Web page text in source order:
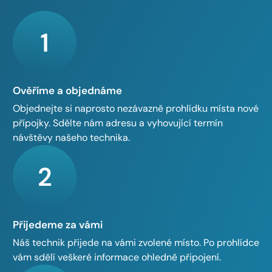
1
Ověříme a objednáme
Objednejte si naprosto nezávazně prohlídku místa nové
přípojky. Sdělte nám adresu a vyhovující termín
návštěvy našeho technika.
2
Přijedeme za vámi
Náš technik přijede na vámi zvolené místo. Po prohlídce
vám sdělí veškeré informace ohledně připojení.